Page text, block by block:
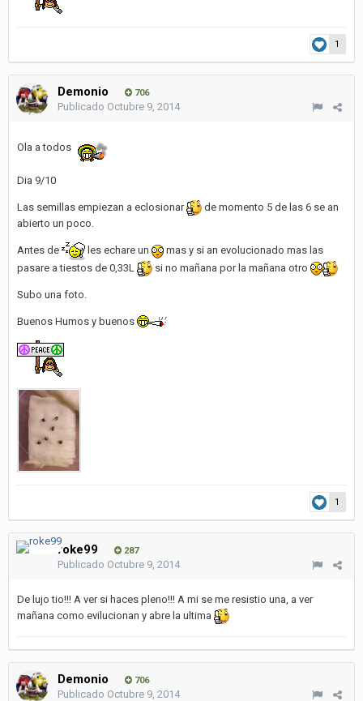
1
Demonio 706
Publicado Octubre 9, 2014
Ola a todos
Dia 9/10
Las semillas empiezan a eclosionar
de momento 5 de las 6 se an
abierto un poco.
Antes de les echare un
mas y si an evolucionado mas las
pasare a tiestos de 0,33L
si no mañana por la mañana otro
Subo una foto.
Buenos Humos y buenos
1
roke99 287
Publicado Octubre 9, 2014
De lujo tio!!! A ver si haces pleno!!! A mi se me resistio una, a ver
mañana como evilucionan y abre la ultima
Demonio 706
Publicado Octubre 9, 2014